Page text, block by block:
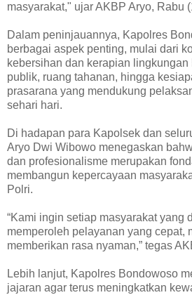
masyarakat," ujar AKBP Aryo, Rabu
Dalam peninjauannya, Kapolres
berbagai aspek penting, mulai dari
kebersihan dan kerapian
publik, ruang tahanan, hingga
prasarana yang mendukung
sehari hari.
Di hadapan para Kapolsek dan
Aryo Dwi Wibowo menegaskan
dan profesionalisme merupakan
membangun kepercayaan
Polri.
“Kami ingin setiap masyarakat yang
memperoleh pelayanan yang cepat,
memberikan rasa nyaman,” tegas
Lebih lanjut, Kapolres Bondowoso
jajaran agar terus meningkatkan